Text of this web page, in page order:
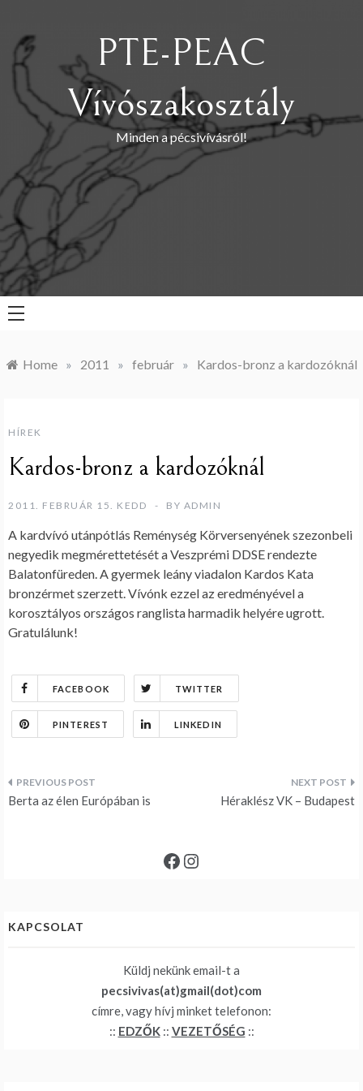
content
PTE-PEAC
Vívószakosztály
Minden a pécsivívásról!
Home » 2011 » február » Kardos-bronz a kardozóknál
HÍREK
Kardos-bronz a kardozóknál
2011. FEBRUÁR 15. KEDD BY ADMIN
A kardvívó utánpótlás Reménység Körversenyének szezonbeli
negyedik megmérettetését a Veszprémi DDSE rendezte
Balatonfüreden. A gyermek leány viadalon Kardos Kata
bronzérmet szerzett. Vívónk ezzel az eredményével a
korosztályos országos ranglista harmadik helyére ugrott.
Gratulálunk!
FACEBOOK TWITTER
PINTEREST LINKEDIN
Bejegyzés
Berta az élen Európában is Héraklész VK – Budapest
Facebook
Instagram
KAPCSOLAT
Küldj nekünk email-t a
pecsivivas(at)gmail(dot)com
címre, vagy hívj minket telefonon:
:: EDZŐK:: VEZETŐSÉG ::